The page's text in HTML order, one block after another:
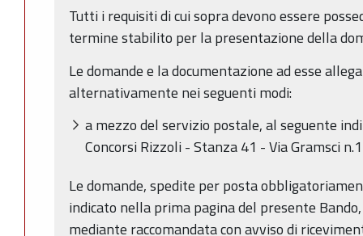
Tutti i requisiti di cui sopra devono essere
termine stabilito per la presentazione della
Le domande e la documentazione ad esse
alternativamente nei seguenti modi:
a mezzo del servizio postale, al seguente
Concorsi Rizzoli - Stanza 41 - Via Gramsci
Le domande, spedite per posta
indicato nella prima pagina del presente
mediante raccomandata con avviso di